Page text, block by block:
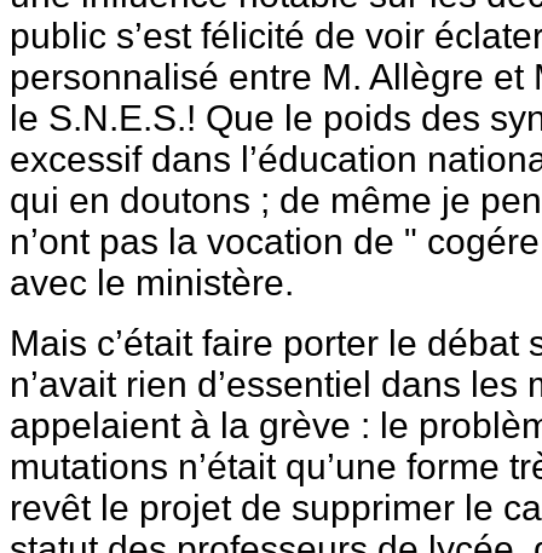
public s’est félicité de voir
personnalisé entre M. Allègre et
le S.N.E.S.! Que le poids des
excessif dans l’éducation
qui en doutons ; de même je
n’ont pas la vocation de "
avec le ministère.
Mais c’était faire porter le débat
n’avait rien d’essentiel dans
appelaient à la grève : le
mutations n’était qu’une forme
revêt le projet de supprimer le